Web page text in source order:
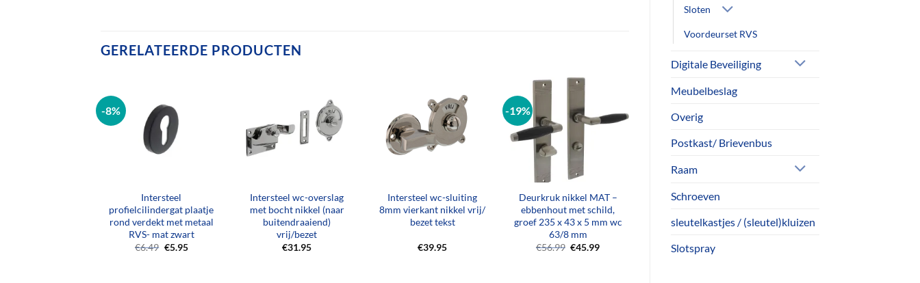
Sloten
Voordeurset RVS
Digitale Beveiliging
Meubelbeslag
Overig
Postkast/ Brievenbus
Raam
Schroeven
sleutelkastjes / (sleutel)kluizen
Slotspray
GERELATEERDE PRODUCTEN
-8%
Intersteel
profielcilindergat plaatje
rond verdekt met metaal
RVS- mat zwart
€6.49 Oorspronkelijke
€5.95Huidige
Intersteel wc-overslag
met bocht nikkel (naar
buitendraaiend)
vrij/bezet
€31.95
Intersteel wc-sluiting
8mm vierkant nikkel vrij/
bezet tekst
€39.95
-19%
Deurkruk nikkel MAT –
ebbenhout met schild,
groef 235 x 43 x 5 mm wc
63/8 mm
€56.99 Oorspronkelijke
€45.99Huidige